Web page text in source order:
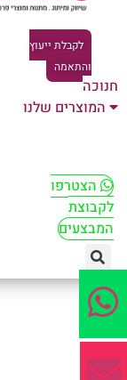
לקבלת ייעוץ
והתאמה
המוצרים שלנו
הצטרפו